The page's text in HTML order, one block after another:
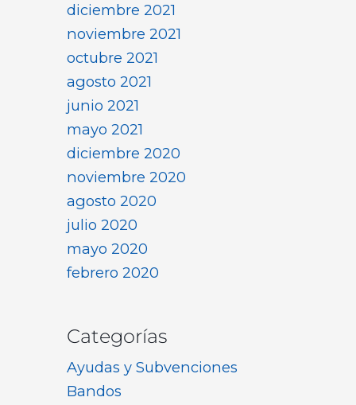
diciembre 2021
noviembre 2021
octubre 2021
agosto 2021
junio 2021
mayo 2021
diciembre 2020
noviembre 2020
agosto 2020
julio 2020
mayo 2020
febrero 2020
Categorías
Ayudas y Subvenciones
Bandos